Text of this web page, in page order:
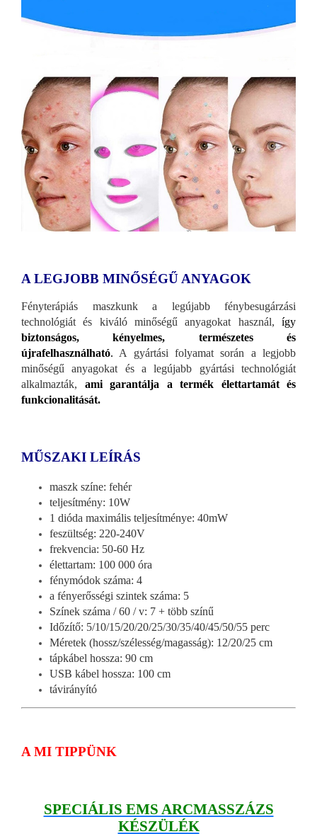
A LEGJOBB MINŐSÉGŰ ANYAGOK
Fényterápiás maszkunk a legújabb fénybesugárzási
technológiát és kiváló minőségű anyagokat használ, így
biztonságos, kényelmes, természetes és
újrafelhasználható. A gyártási folyamat során a legjobb
minőségű anyagokat és a legújabb gyártási technológiát
alkalmazták, ami garantálja a termék élettartamát és
funkcionalitását.
MŰSZAKI LEÍRÁS
maszk színe: fehér
teljesítmény: 10W
1 dióda maximális teljesítménye: 40mW
feszültség: 220-240V
frekvencia: 50-60 Hz
élettartam: 100 000 óra
fénymódok száma: 4
a fényerősségi szintek száma: 5
Színek száma / 60 / v: 7 + több színű
Időzítő: 5/10/15/20/20/25/30/35/40/45/50/55 perc
Méretek (hossz/szélesség/magasság): 12/20/25 cm
tápkábel hossza: 90 cm
USB kábel hossza: 100 cm
távirányító
A MI TIPPÜNK
SPECIÁLIS EMS ARCMASSZÁZS
KÉSZÜLÉK